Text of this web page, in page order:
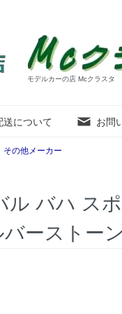
モデルカーの店 Mcクラスタ
送について お問
その他メーカー
ル バハ ス
ーストー